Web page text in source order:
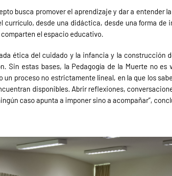
busca promover el aprendizaje y dar a entender
currículo, desde una didáctica, desde una forma de
el espacio educativo.
ética del cuidado y la infancia y la construcción
Sin estas bases, la Pedagogía de la Muerte no es
un proceso no estrictamente lineal, en la que los
disponibles. Abrir reflexiones,
caso apunta a imponer sino a acompañar”,